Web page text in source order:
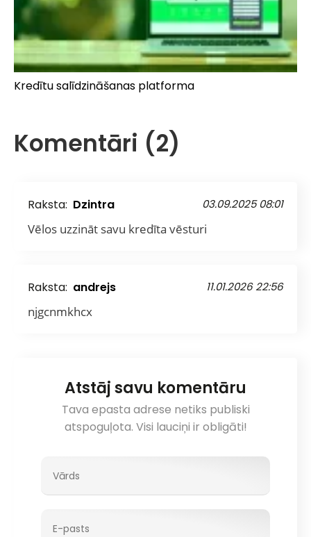
Kredītu salīdzināšanas platforma
Komentāri (2)
Raksta: Dzintra 03.09.2025 08:01
Vēlos uzzināt savu kredīta vēsturi
Raksta: andrejs 11.01.2026 22:56
njgcnmkhcx
Atstāj savu komentāru
Tava epasta adrese netiks publiski
atspoguļota. Visi lauciņi ir obligāti!